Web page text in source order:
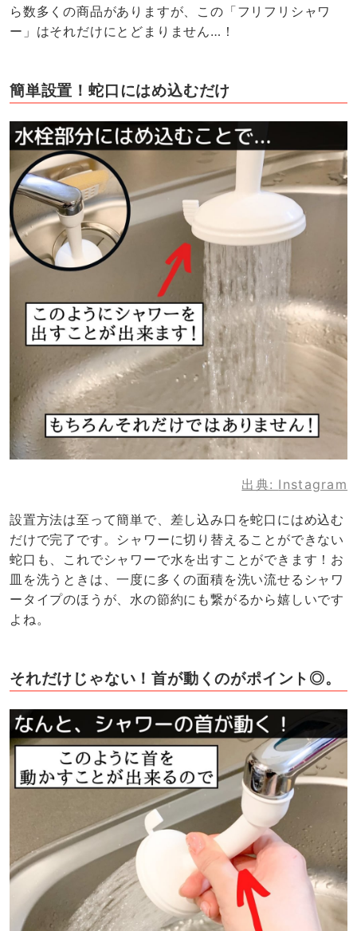
ら数多くの商品がありますが、この「フリフリシャワ
ー」はそれだけにとどまりません…！
簡単設置！蛇口にはめ込むだけ
出典: Instagram
設置方法は至って簡単で、差し込み口を蛇口にはめ込む
だけで完了です。シャワーに切り替えることができない
蛇口も、これでシャワーで水を出すことができます！お
皿を洗うときは、一度に多くの面積を洗い流せるシャワ
ータイプのほうが、水の節約にも繋がるから嬉しいです
よね。
それだけじゃない！首が動くのがポイント◎。